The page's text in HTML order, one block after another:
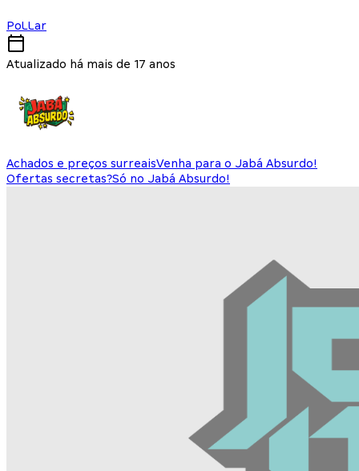
PoLLar
Atualizado há mais de 17 anos
Achados e preços surreaisVenha para o Jabá Absurdo!
Ofertas secretas?Só no Jabá Absurdo!